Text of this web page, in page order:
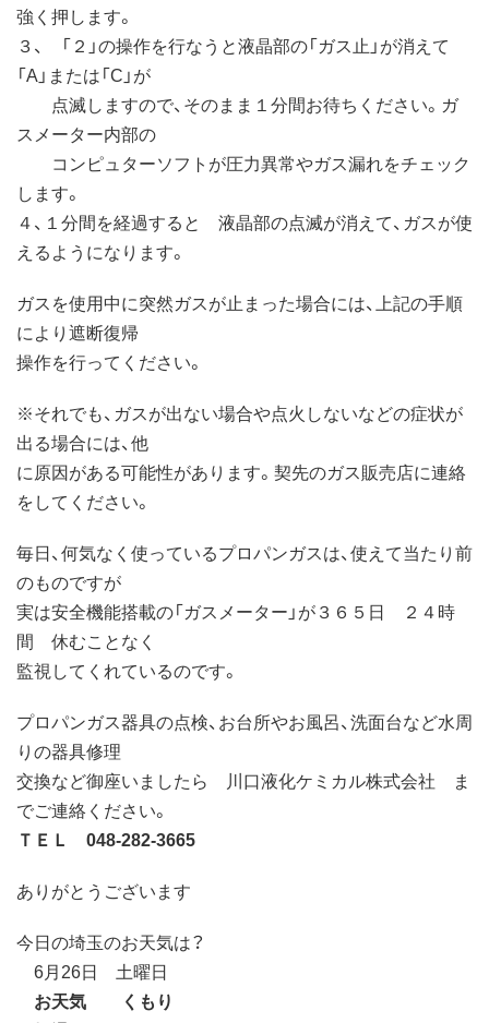
強く押します。
３、 「２」の操作を行なうと液晶部の「ガス止」が消えて
「A」または「C」が
点滅しますので、そのまま１分間お待ちください。ガ
スメーター内部の
コンピュターソフトが圧力異常やガス漏れをチェック
します。
４、１分間を経過すると 液晶部の点滅が消えて、ガスが使
えるようになります。
ガスを使用中に突然ガスが止まった場合には、上記の手順
により遮断復帰
操作を行ってください。
※それでも、ガスが出ない場合や点火しないなどの症状が
出る場合には、他
に原因がある可能性があります。契先のガス販売店に連絡
をしてください。
毎日、何気なく使っているプロパンガスは、使えて当たり前
のものですが
実は安全機能搭載の「ガスメーター」が３６５日 ２４時
間 休むことなく
監視してくれているのです。
プロパンガス器具の点検、お台所やお風呂、洗面台など水周
りの器具修理
交換など御座いましたら 川口液化ケミカル株式会社 ま
でご連絡ください。
ＴＥＬ 048-282-3665
ありがとうございます
今日の埼玉のお天気は？
6月26日 土曜日
お天気 くもり